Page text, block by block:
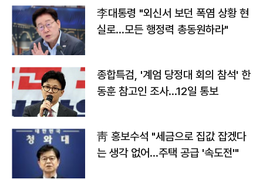
李대통령 "외신서 보던 폭염 상황 현
실로…모든 행정력 총동원하라"
종합특검, '계엄 당정대 회의 참석' 한
동훈 참고인 조사...12일 통보
靑 홍보수석 "세금으로 집값 잡겠다
는 생각 없어…주택 공급 '속도전'"